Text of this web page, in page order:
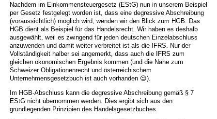
Nachdem im Einkommensteuergesetz (EStG) nun in unserem Beispiel
per Gesetz festgelegt worden ist, dass eine degressive Abschreibung
(voraussichtlich) möglich wird, wenden wir den Blick zum HGB. Das
HGB dient als Beispiel für das Handelsrecht. Wir haben es deshalb
ausgewählt, weil es zwingend für jeden deutschen Einzelabschluss
anzuwenden und damit weiter verbreitet ist als die IFRS. Nur der
Vollständigkeit halber sei angemerkt, dass auch die IFRS zum
gleichen ökonomischen Ergebnis kommen (und die Nähe zum
Schweizer Obligationenrecht und österreichischem
Unternehmensgesetzbuch ist auch vorhanden 😉).
Im HGB-Abschluss kann die degressive Abschreibung gemäß § 7
EStG nicht übernommen werden. Dies ergibt sich aus den
grundlegenden Prinzipien des Handelsgesetzbuches.